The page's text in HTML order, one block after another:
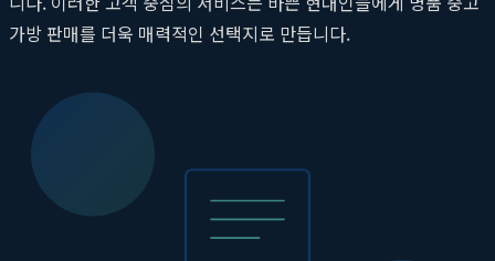
가방 판매를 더욱 매력적인 선택지로 만듭니다.
차란을 통한 안전거래, 그 구체적인 과정
명품가방판매
판매자가 처음부터 끝까지 안심하고 거래할 수 있도록 체계적인
판매 절차를 제공합니다. 다음은 차란을 통해 중고 가방을 판매하